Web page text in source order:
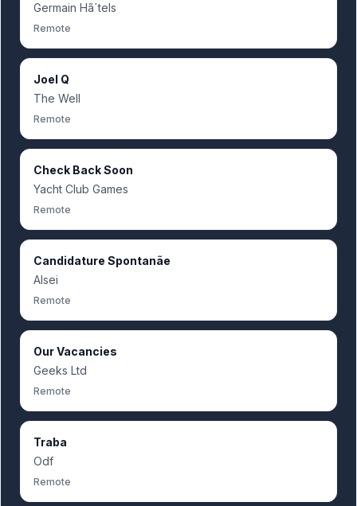
Germain Hã´tels
Remote
Joel Q
The Well
Remote
Check Back Soon
Yacht Club Games
Remote
Candidature Spontanãe
Alsei
Remote
Our Vacancies
Geeks Ltd
Remote
Traba
Odf
Remote